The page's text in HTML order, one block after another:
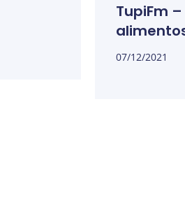
TupiFm
07/12/2021